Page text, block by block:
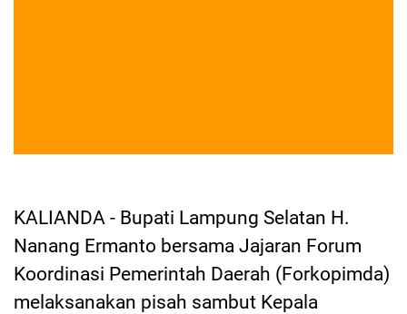
KALIANDA - Bupati Lampung Selatan H.
Nanang Ermanto bersama Jajaran Forum
Koordinasi Pemerintah Daerah (Forkopimda)
melaksanakan pisah sambut Kepala